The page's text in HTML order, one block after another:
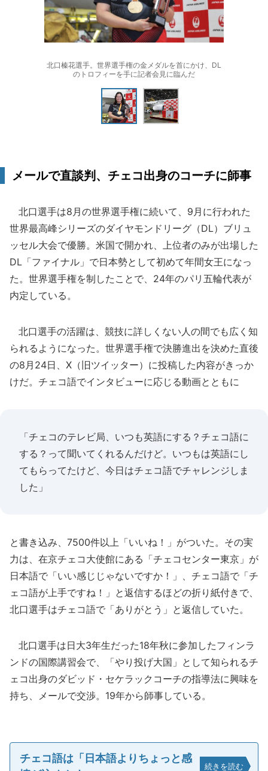
北口榛花選手。世界選手権の金メダルを首にかけ、DL
のトロフィーを手に記者会見に臨んだ
メールで直談判、チェコ出身のコーチに師事
北口選手は8月の世界選手権に続いて、9月に行われた
世界最高峰シリーズのダイヤモンドリーグ（DL）ブリュ
ッセル大会で優勝。米国で開かれ、上位者のみが出場した
DL「ファイナル」で日本勢として初めて年間女王になっ
た。世界選手権を制したことで、24年のパリ五輪代表が
内定している。
北口選手の活躍は、競技に詳しくない人の間でも広く知
られるようになった。世界選手権で決勝進出を決めた直後
の8月24日、X（旧ツイッター）に投稿した内容がきっか
けだ。チェコ語でインタビューに応じる動画とともに
「チェコのテレビ局、いつも英語にする？チェコ語に
する？って聞いてくれるんだけど。いつもは英語にし
てもらってたけど、今日はチェコ語でチャレンジしま
した」
と書き込み、7500件以上「いいね！」がついた。その実
力は、在京チェコ大使館にある「チェコセンター東京」が
日本語で「いい感じじゃないですか！」、チェコ語で「チ
ェコ語が上手ですね！」と返信するほどの折り紙付きで、
北口選手はチェコ語で「ありがとう」と返信していた。
北口選手は日大3年生だった18年秋に参加したフィンラ
ンドの国際講習会で、「やり投げ大国」として知られるチ
ェコ出身のダビッド・セケラックコーチの指導法に興味を
持ち、メールで交渉。19年から師事している。
チェコ語は「日本語よりちょっと感
続きを読む